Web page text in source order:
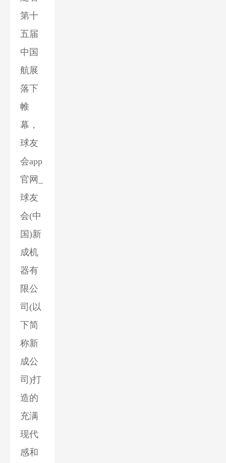
第十
五届
中国
航展
落下
帷
幕，
球友
会app
官网_
球友
会(中
国)新
成机
器有
限公
司(以
下简
称新
成公
司)打
造的
充满
现代
感和